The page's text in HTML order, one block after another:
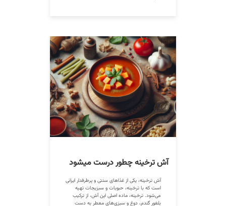
آش ترخینه چطور درست میشود
آش ترخینه، یکی از غذاهای سنتی و پرطرفدار ایرانی
است که با ترخینه، حبوبات و سبزیجات تهیه
می‌شود. ترخینه، ماده اصلی این آش، از ترکیب
بلغور گندم، دوغ و سبزی‌های معطر به دست